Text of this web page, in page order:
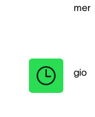
mer
gio